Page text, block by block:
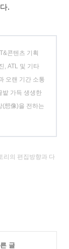
.
콘텐츠 기획
, ATL 및 기타
오랜 기간 소통
밭 가득 생생한
(想像)을 전하는
리의 편집방향과 다
글